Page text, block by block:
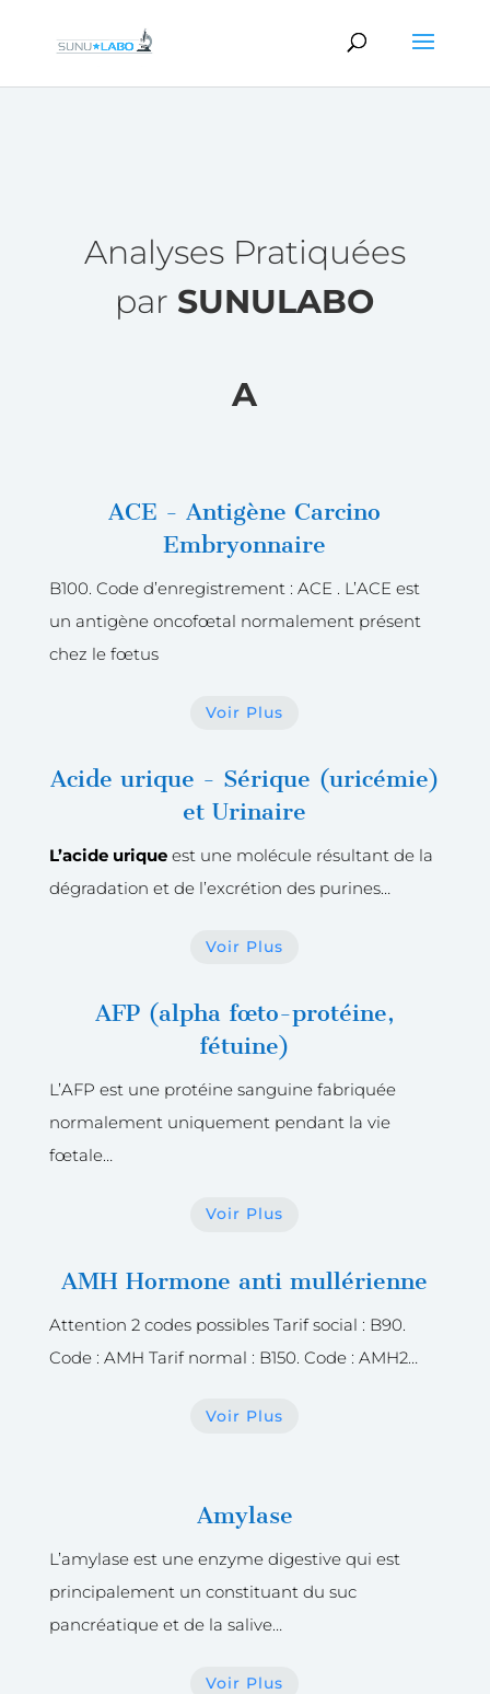
Analyses Pratiquées
par SUNULABO
A
ACE - Antigène Carcino
Embryonnaire
B100. Code d’enregistrement : ACE . L’ACE est
un antigène oncofœtal normalement présent
chez le fœtus
Voir Plus
Acide urique - Sérique (uricémie)
et Urinaire
L’acide uriqueest une molécule résultant de la
dégradation et de l’excrétion des purines…
Voir Plus
AFP (alpha fœto-protéine,
fétuine)
L’AFP est une protéine sanguine fabriquée
normalement uniquement pendant la vie
fœtale…
Voir Plus
AMH Hormone anti mullérienne
Attention 2 codes possibles Tarif social : B90.
Code : AMH Tarif normal : B150. Code : AMH2…
Voir Plus
Amylase
L’amylase est une enzyme digestive qui est
principalement un constituant du suc
pancréatique et de la salive…
Voir Plus